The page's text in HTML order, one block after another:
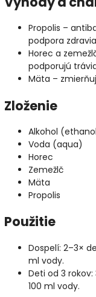
Propolis –
podpora
Horec a
podporujú
Mäta –
Zloženie
Alkohol
Voda (aqua)
Horec
Zemežlč
Mäta
Propolis
Použitie
Dospelí: 2–3×
ml vody.
Deti od 3
100 ml vody.